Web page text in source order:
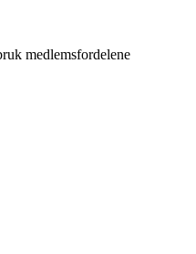
medlemsfordelene